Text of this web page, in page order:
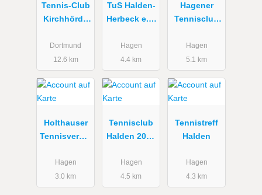
Tennis-Club
Kirchhörde
Dortmund
12.6 km
TuS Halden-
Herbeck e.V.
ung
Hagen
4.4 km
Hagener
Tennisclub
e.V.
Hagen
5.1 km
Holthauser
Tennisverein
Hagen
3.0 km
Tennisclub
Halden 2000
als nur ein
Tennisverein
Hagen
4.5 km
Tennistreff
Halden
Hagen
4.3 km